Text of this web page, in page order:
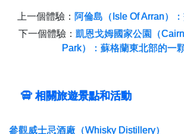
上一個體驗： 阿倫島（Isle Of Arran）
下一個體驗： 凱恩戈姆國家公園（
Park）：蘇格蘭東北部的一
相關旅遊景點和活動
參觀威士忌酒廠（Whisky Distillery）